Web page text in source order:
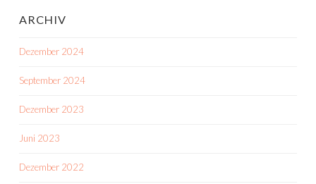
ARCHIV
Dezember 2024
September 2024
Dezember 2023
Juni 2023
Dezember 2022